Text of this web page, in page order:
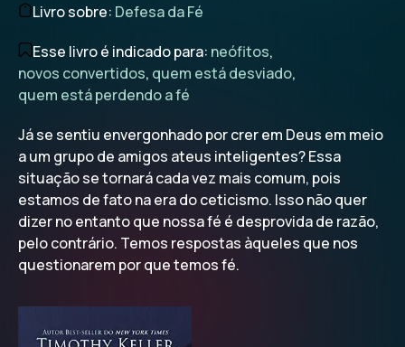
Livro sobre: Defesa da Fé
Esse livro é indicado para: neófitos,
novos convertidos, quem está desviado,
quem está perdendo a fé
Já se sentiu envergonhado por crer em Deus em meio
a um grupo de amigos ateus inteligentes? Essa
situação se tornará cada vez mais comum, pois
estamos de fato na era do ceticismo. Isso não quer
dizer no entanto que nossa fé é desprovida de razão,
pelo contrário. Temos respostas àqueles que nos
questionarem por que temos fé.